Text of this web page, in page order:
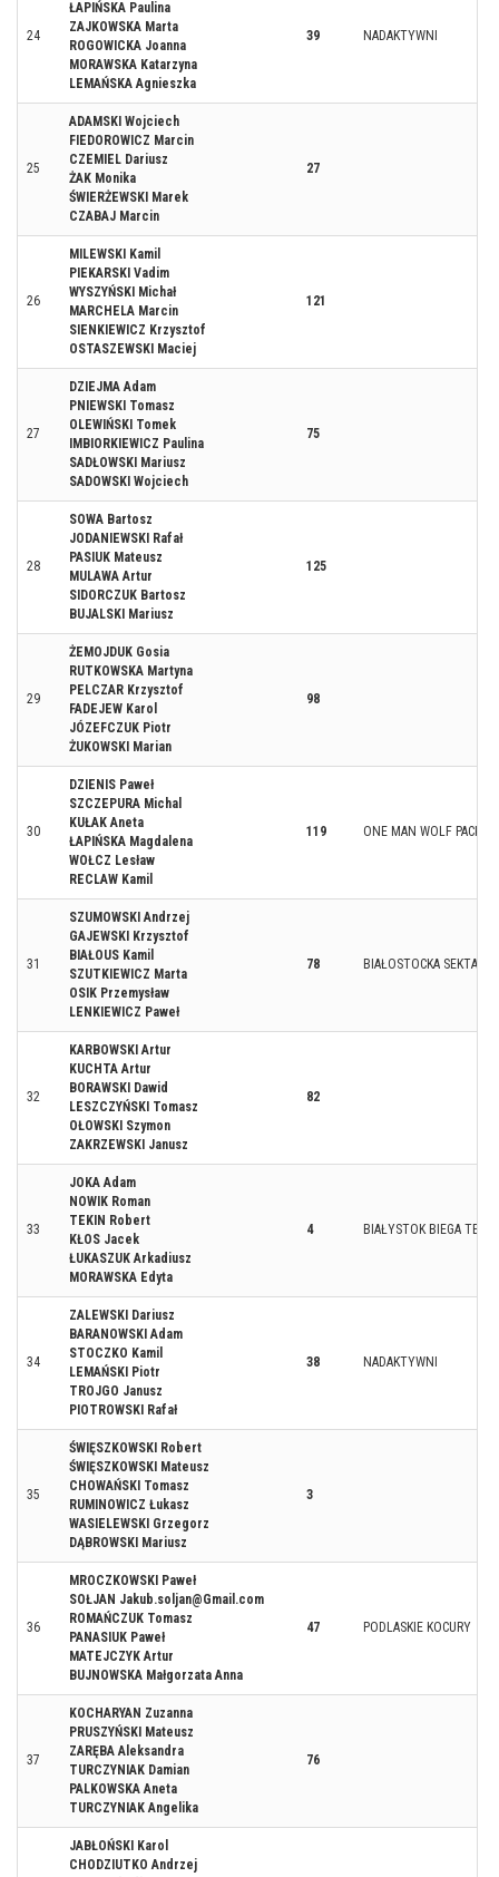
24
ŁAPIŃSKA Paulina
ZAJKOWSKA Marta
ROGOWICKA Joanna
MORAWSKA Katarzyna
LEMAŃSKA Agnieszka
39 NADAKTYWNI
25
ADAMSKI Wojciech
FIEDOROWICZ Marcin
CZEMIEL Dariusz
ŻAK Monika
ŚWIERŻEWSKI Marek
CZABAJ Marcin
27
26
MILEWSKI Kamil
PIEKARSKI Vadim
WYSZYŃSKI Michał
MARCHELA Marcin
SIENKIEWICZ Krzysztof
OSTASZEWSKI Maciej
121
27
DZIEJMA Adam
PNIEWSKI Tomasz
OLEWIŃSKI Tomek
IMBIORKIEWICZ Paulina
SADŁOWSKI Mariusz
SADOWSKI Wojciech
75
28
SOWA Bartosz
JODANIEWSKI Rafał
PASIUK Mateusz
MULAWA Artur
SIDORCZUK Bartosz
BUJALSKI Mariusz
125
29
ŻEMOJDUK Gosia
RUTKOWSKA Martyna
PELCZAR Krzysztof
FADEJEW Karol
JÓZEFCZUK Piotr
ŻUKOWSKI Marian
98
30
DZIENIS Paweł
SZCZEPURA Michal
KUŁAK Aneta
ŁAPIŃSKA Magdalena
WOŁCZ Lesław
RECLAW Kamil
119 ONE MAN WOLF PACK
31
SZUMOWSKI Andrzej
GAJEWSKI Krzysztof
BIAŁOUS Kamil
SZUTKIEWICZ Marta
OSIK Przemysław
LENKIEWICZ Paweł
78 BIAŁOSTOCKA SEKTA
32
KARBOWSKI Artur
KUCHTA Artur
BORAWSKI Dawid
LESZCZYŃSKI Tomasz
OŁOWSKI Szymon
ZAKRZEWSKI Janusz
82
33
JOKA Adam
NOWIK Roman
TEKIN Robert
KŁOS Jacek
ŁUKASZUK Arkadiusz
MORAWSKA Edyta
4 BIAŁYSTOK BIEGA TEAM
34
ZALEWSKI Dariusz
BARANOWSKI Adam
STOCZKO Kamil
LEMAŃSKI Piotr
TROJGO Janusz
PIOTROWSKI Rafał
38 NADAKTYWNI
35
ŚWIĘSZKOWSKI Robert
ŚWIĘSZKOWSKI Mateusz
CHOWAŃSKI Tomasz
RUMINOWICZ Łukasz
WASIELEWSKI Grzegorz
DĄBROWSKI Mariusz
3
36
MROCZKOWSKI Paweł
SOŁJAN Jakub.soljan@Gmail.com
ROMAŃCZUK Tomasz
PANASIUK Paweł
MATEJCZYK Artur
BUJNOWSKA Małgorzata Anna
47 PODLASKIE KOCURY
37
KOCHARYAN Zuzanna
PRUSZYŃSKI Mateusz
ZARĘBA Aleksandra
TURCZYNIAK Damian
PALKOWSKA Aneta
TURCZYNIAK Angelika
76
JABŁOŃSKI Karol
CHODZIUTKO Andrzej